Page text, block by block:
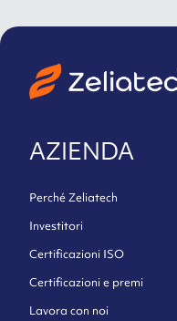
AZIENDA
Perché Zeliatech
Investitori
Certificazioni ISO
Certificazioni e premi
Lavora con noi